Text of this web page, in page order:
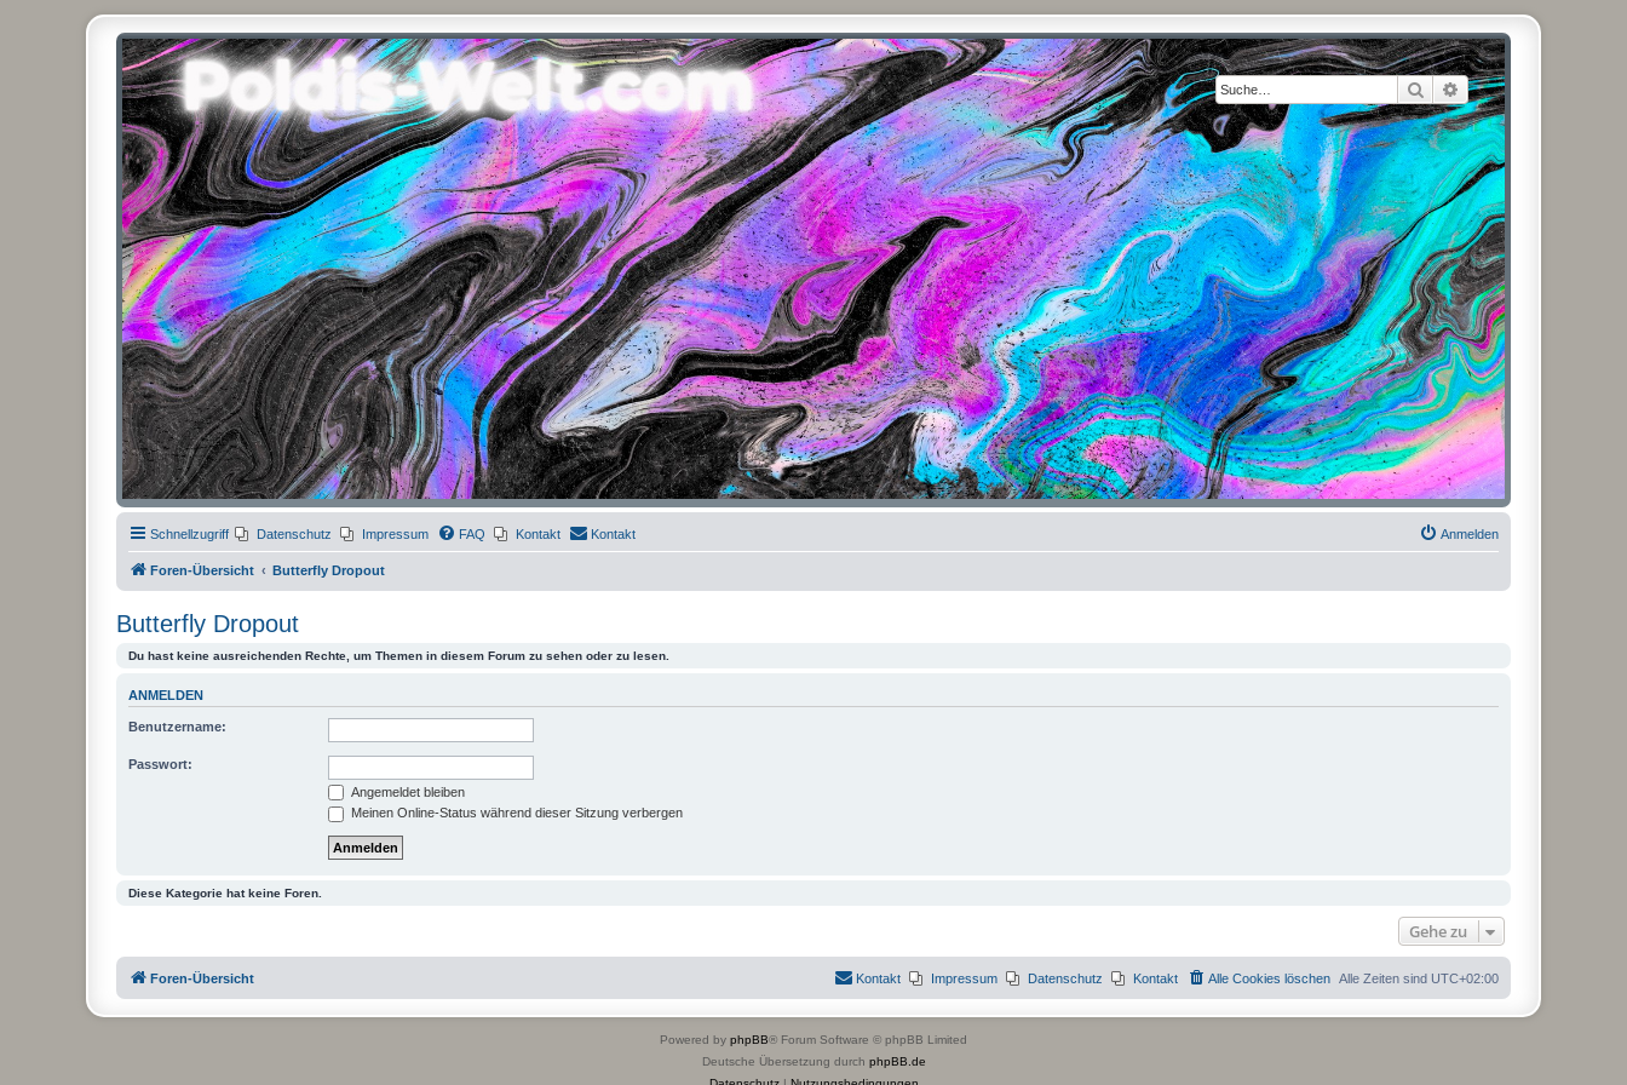
Suche Erweiterte Suche
Poldis-Welt.com
Das Forum für Jeans, Sportswear, grosse Grössen und Accessoires
Schnellzugriff Datenschutz Impressum FAQ Kontakt Kontakt Anmelden
Foren-Übersicht Butterfly Dropout
Butterfly Dropout
Du hast keine ausreichenden Rechte, um Themen in diesem Forum zu sehen oder zu lesen.
ANMELDEN
Benutzername:
Passwort:
Angemeldet bleiben
Meinen Online-Status während dieser Sitzung verbergen
Diese Kategorie hat keine Foren.
Gehe zu
Foren-Übersicht Alle Zeiten sind UTC+02:00
Alle Cookies löschen
Kontakt
Datenschutz
Impressum
Kontakt
Powered by phpBB® Forum Software © phpBB Limited
Deutsche Übersetzung durch phpBB.de